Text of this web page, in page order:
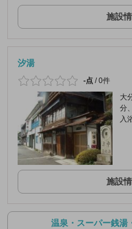
施設
汐湯
-点 /0件
大
分
入
施設
温泉・スーパー銭湯